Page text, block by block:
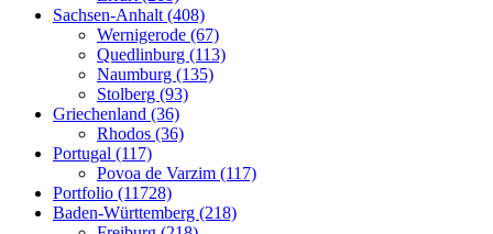
Sachsen-Anhalt (408)
Wernigerode (67)
Quedlinburg (113)
Naumburg (135)
Stolberg (93)
Griechenland (36)
Rhodos (36)
Portugal (117)
Povoa de Varzim (117)
Portfolio (11728)
Baden-Württemberg (218)